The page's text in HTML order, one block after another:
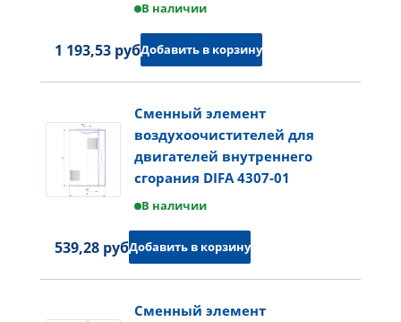
В наличии
1 193,53 руб.Добавить в корзину
Сменный элемент
воздухоочистителей для
двигателей внутреннего
сгорания DIFA 4307-01
В наличии
539,28 руб.Добавить в корзину
Сменный элемент